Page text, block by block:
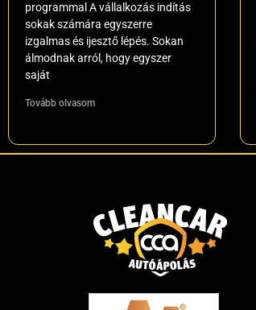
programmal A vállalkozás indítás
sokak számára egyszerre
izgalmas és ijesztő lépés. Sokan
álmodnak arról, hogy egyszer
saját
Tovább olvasom